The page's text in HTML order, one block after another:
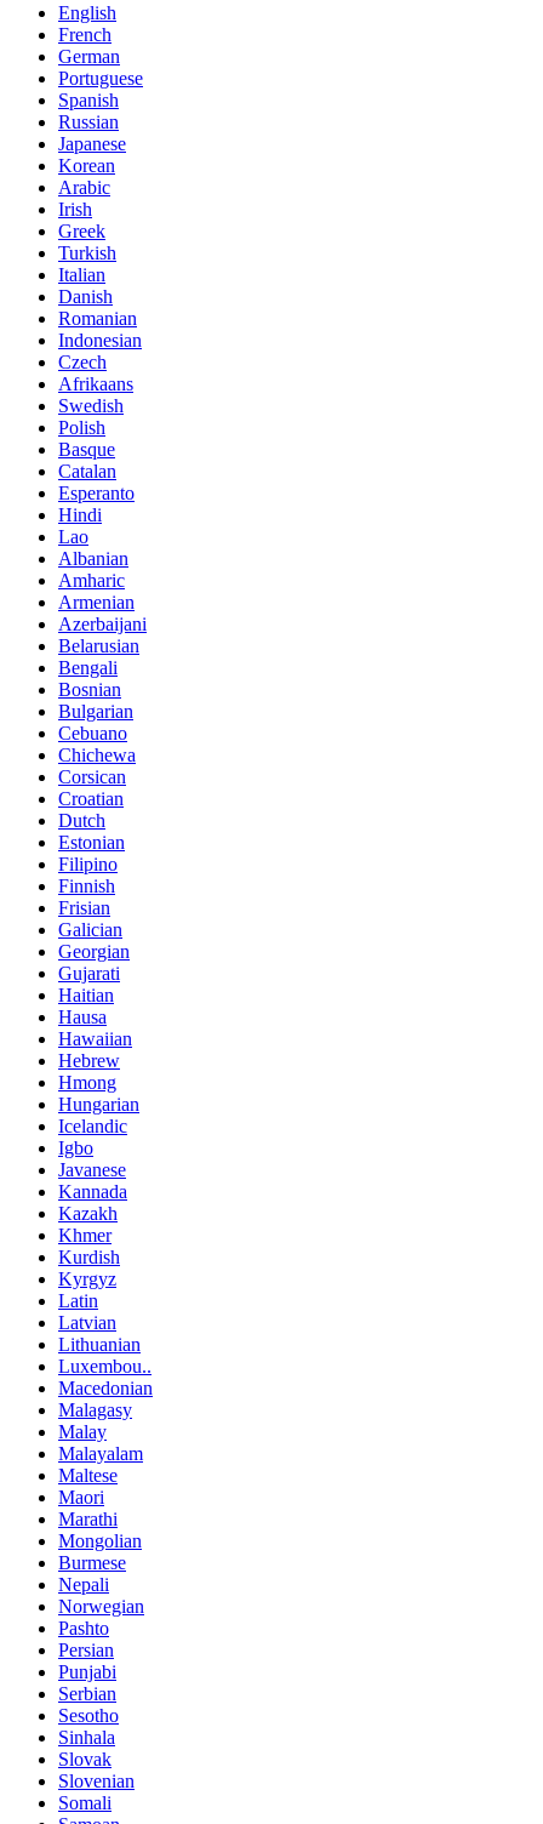
English
French
German
Portuguese
Spanish
Russian
Japanese
Korean
Arabic
Irish
Greek
Turkish
Italian
Danish
Romanian
Indonesian
Czech
Afrikaans
Swedish
Polish
Basque
Catalan
Esperanto
Hindi
Lao
Albanian
Amharic
Armenian
Azerbaijani
Belarusian
Bengali
Bosnian
Bulgarian
Cebuano
Chichewa
Corsican
Croatian
Dutch
Estonian
Filipino
Finnish
Frisian
Galician
Georgian
Gujarati
Haitian
Hausa
Hawaiian
Hebrew
Hmong
Hungarian
Icelandic
Igbo
Javanese
Kannada
Kazakh
Khmer
Kurdish
Kyrgyz
Latin
Latvian
Lithuanian
Luxembou..
Macedonian
Malagasy
Malay
Malayalam
Maltese
Maori
Marathi
Mongolian
Burmese
Nepali
Norwegian
Pashto
Persian
Punjabi
Serbian
Sesotho
Sinhala
Slovak
Slovenian
Somali